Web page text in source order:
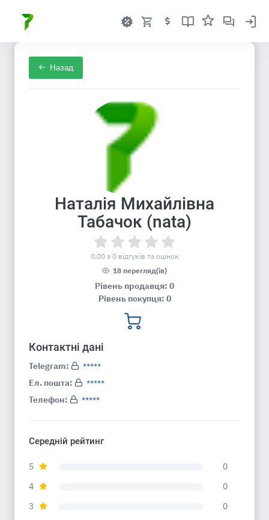
Назад
Наталія Михайлівна
Табачок (nata)
0.00 з 0 відгуків та оцінок
18 перегляд(ів)
Рівень продавця: 0
Рівень покупця: 0
Контактні дані
Telegram:
*****
Ел. пошта:
*****
Телефон:
*****
Середній рейтинг
5
0
4
0
3
0